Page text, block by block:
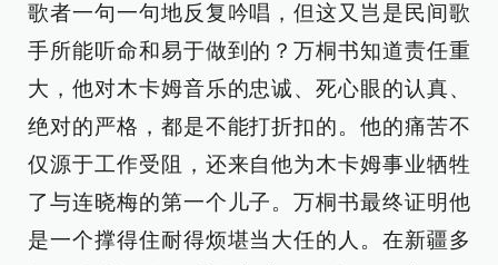
歌者一句一句地反复吟唱，但这又岂是民间歌
手所能听命和易于做到的？万桐书知道责任重
大，他对木卡姆音乐的忠诚、死心眼的认真、
绝对的严格，都是不能打折扣的。他的痛苦不
仅源于工作受阻，还来自他为木卡姆事业牺牲
了与连晓梅的第一个儿子。万桐书最终证明他
是一个撑得住耐得烦堪当大任的人。在新疆多